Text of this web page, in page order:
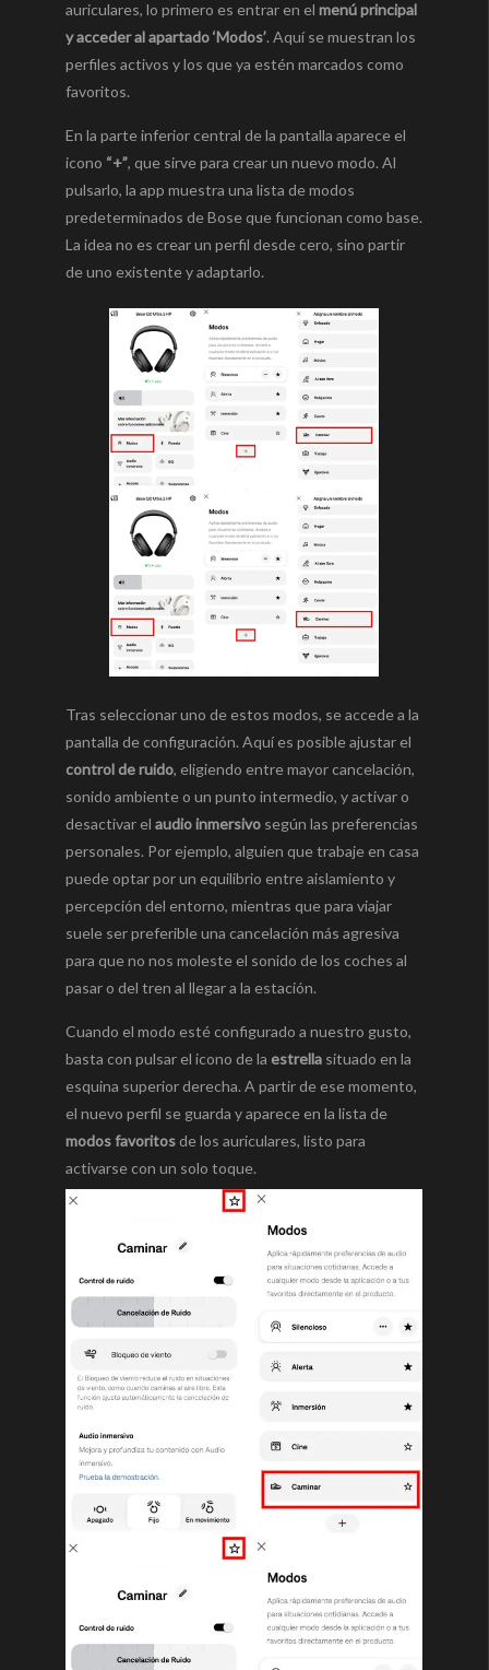
auriculares, lo primero es entrar en el menú principal
y acceder al apartado ‘Modos’. Aquí se muestran los
perfiles activos y los que ya estén marcados como
favoritos.
En la parte inferior central de la pantalla aparece el
icono “+”, que sirve para crear un nuevo modo. Al
pulsarlo, la app muestra una lista de modos
predeterminados de Bose que funcionan como base.
La idea no es crear un perfil desde cero, sino partir
de uno existente y adaptarlo.
Tras seleccionar uno de estos modos, se accede a la
pantalla de configuración. Aquí es posible ajustar el
control de ruido, eligiendo entre mayor cancelación,
sonido ambiente o un punto intermedio, y activar o
desactivar el audio inmersivo según las preferencias
personales. Por ejemplo, alguien que trabaje en casa
puede optar por un equilibrio entre aislamiento y
percepción del entorno, mientras que para viajar
suele ser preferible una cancelación más agresiva
para que no nos moleste el sonido de los coches al
pasar o del tren al llegar a la estación.
Cuando el modo esté configurado a nuestro gusto,
basta con pulsar el icono de la estrella situado en la
esquina superior derecha. A partir de ese momento,
el nuevo perfil se guarda y aparece en la lista de
modos favoritosde los auriculares, listo para
activarse con un solo toque.